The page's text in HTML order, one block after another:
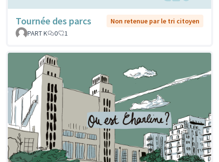
Tournée des parcs
Non retenue par le tri citoyen
PART K
0 1